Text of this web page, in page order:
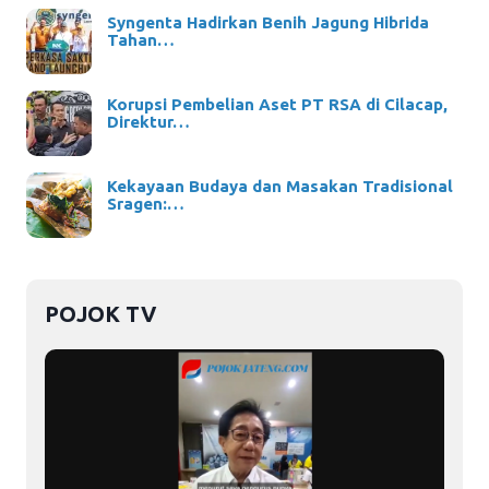
Syngenta Hadirkan Benih Jagung Hibrida
Tahan…
Korupsi Pembelian Aset PT RSA di Cilacap,
Direktur…
Kekayaan Budaya dan Masakan Tradisional
Sragen:…
POJOK TV